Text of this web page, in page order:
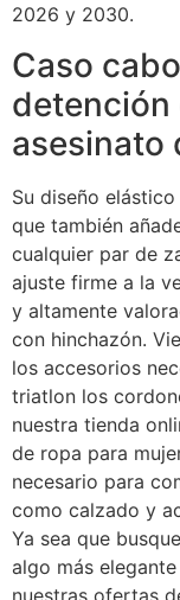
2026 y 2030.
Caso
detención
asesinato
Su diseño
que también
cualquier par de
ajuste firme a la
y altamente
con hinchazón.
los accesorios
triatlon los
nuestra tienda
de ropa para
necesario para
como calzado y
Ya sea que
algo más
nuestras ofertas